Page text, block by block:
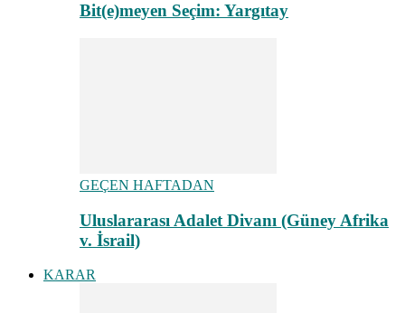
Bit(e)meyen Seçim: Yargıtay
GEÇEN HAFTADAN
Uluslararası Adalet Divanı (Güney Afrika
v. İsrail)
KARAR